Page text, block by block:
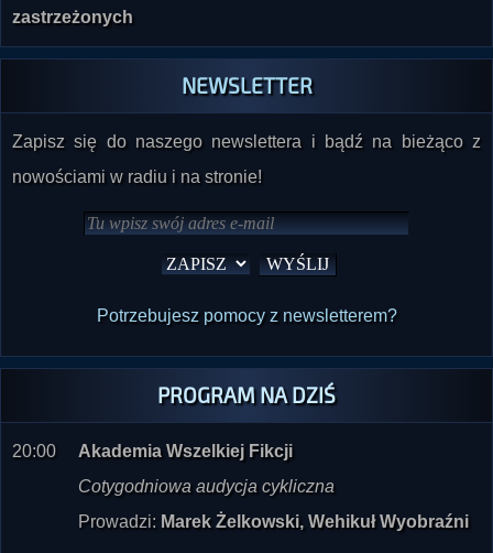
NEWSLETTER
Zapisz się do naszego newslettera i bądź na bieżąco z
nowościami w radiu i na stronie!
Potrzebujesz pomocy z newsletterem?
PROGRAM NA DZIŚ
Akademia Wszelkiej Fikcji
Cotygodniowa audycja cykliczna
Prowadzi:Marek Żelkowski, Wehikuł Wyobraźni
Lektury Paranormalium